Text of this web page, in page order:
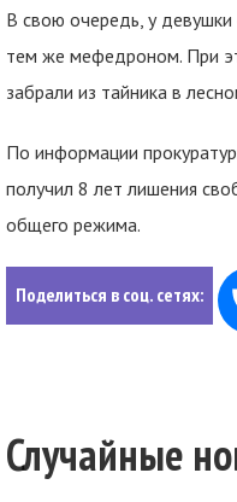
В свою очередь, у
тем же мефедроном. При
забрали из тайника в
По информации
получил 8 лет лишения
общего режима.
Поделиться в соц. сетях:
Случайные